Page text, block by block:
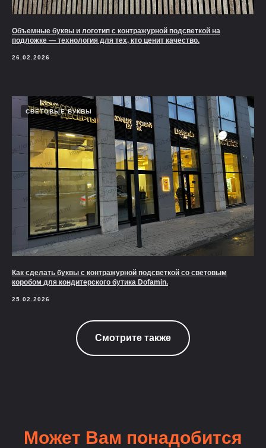
Объемные буквы и логотип с контражурной подсветкой на
подложке — технология для тех, кто ценит качество.
26.02.2026
СВЕТОВЫЕ БУКВЫ
Как сделать буквы с контражурной подсветкой со световым
коробом для кондитерского бутика Dofamin.
25.02.2026
Смотрите также
Может Вам понадобится